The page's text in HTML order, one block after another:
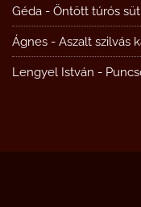
Géda - Öntött túrós
Ágnes - Aszalt szilvás
Lengyel István -